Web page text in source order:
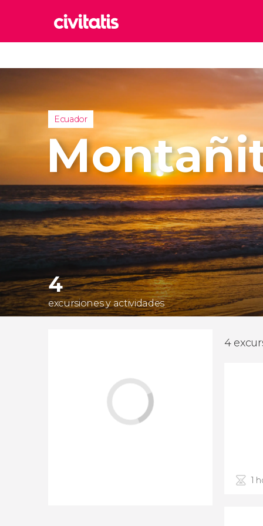
Italia
Reino
Reino
Turquía
Ecuador
4
excursiones y actividades
4
1